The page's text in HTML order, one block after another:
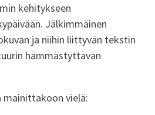
kehitykseen
Jälkimmäinen
ja niihin liittyvän tekstin
hämmästyttävän
mainittakoon vielä: